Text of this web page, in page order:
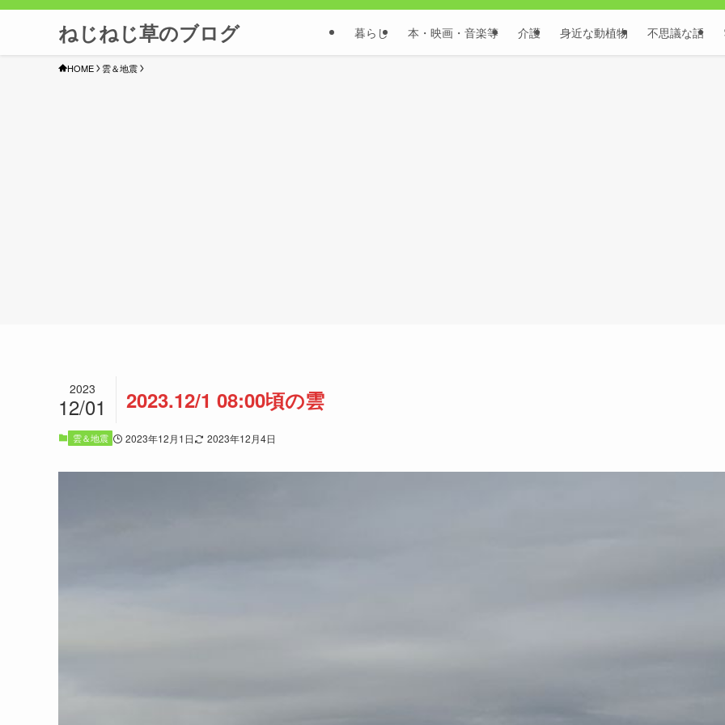
ねじねじ草のブログ 暮らし 本・映画・音楽等 介護 身近な動植物 不思議な話
HOME 雲＆地震
2023.12/1 08:00頃の雲
2023
12/01
雲＆地震 2023年12月1日 2023年12月4日